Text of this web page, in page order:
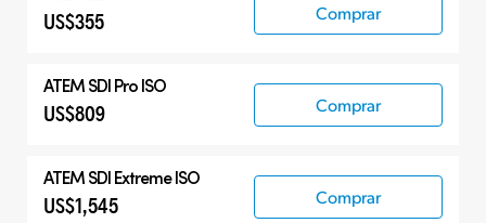
US$355 Comprar
ATEM SDI Pro ISO
US$809 Comprar
ATEM SDI Extreme ISO
US$1,545 Comprar